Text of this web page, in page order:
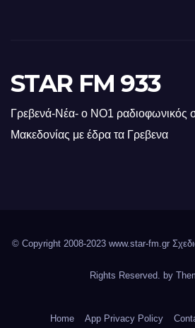
STAR FM 933
Γρεβενά-Νέα- ο ΝΟ1 ραδιοφωνικός
Μακεδονίας με έδρα τα Γρεβενα
© Copyright 2008-2023 www.star-fm.gr
Rights Reserved. by
Home App Privacy Policy